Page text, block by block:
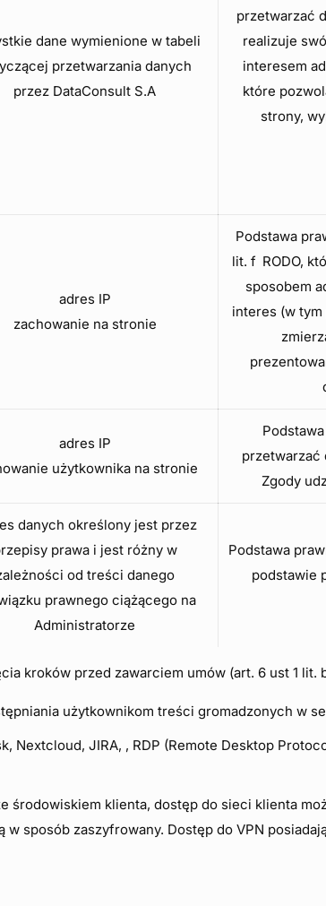
dane wymienione w tabeli
przetwarzania danych
przez DataConsult S.A
przetwarzać
realizuje
interesem
które
strony,
adres IP
zachowanie na stronie
Podstawa
lit. f RODO,
sposobem
interes (w tym
adres IP
użytkownika na stronie
przetwarzać
Zgody
danych określony jest przez
prawa i jest różny w
od treści danego
prawnego ciążącego na
Administratorze
Podstawa
podstawie
kroków przed zawarciem umów (art. 6 ust 1 lit.
użytkownikom treści gromadzonych w
Nextcloud, JIRA, , RDP (Remote Desktop
środowiskiem klienta, dostęp do sieci klienta
w sposób zaszyfrowany. Dostęp do VPN